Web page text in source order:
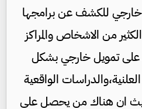
للكشف عن برامجها
من الاشخاص والمراكز
تمويل خارجي بشكل
الواقعية
ان هناك من يحصل على